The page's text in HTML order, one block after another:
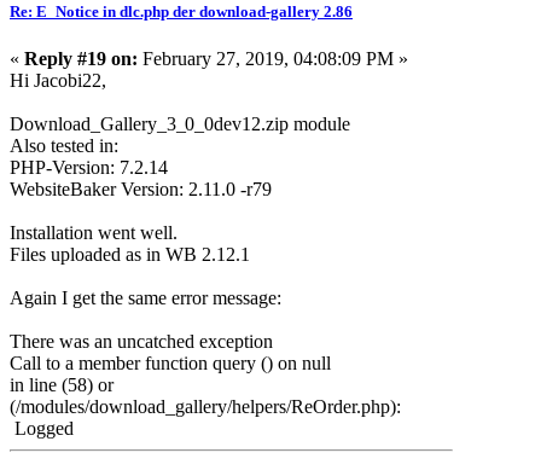
Re: E_Notice in dlc.php der download-gallery 2.86
« Reply #19 on: February 27, 2019, 04:08:09 PM »
Hi Jacobi22,
Download_Gallery_3_0_0dev12.zip module
Also tested in:
PHP-Version: 7.2.14
WebsiteBaker Version: 2.11.0 -r79
Installation went well.
Files uploaded as in WB 2.12.1
Again I get the same error message:
There was an uncatched exception
Call to a member function query () on null
in line (58) or
(/modules/download_gallery/helpers/ReOrder.php):
Logged